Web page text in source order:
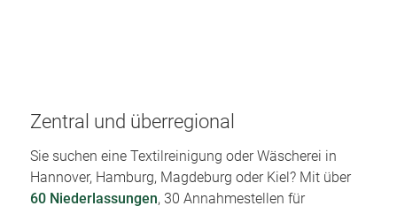
Zentral und überregional
Sie suchen eine Textilreinigung oder Wäscherei in
Hannover, Hamburg, Magdeburg oder Kiel? Mit über
60 Niederlassungen, 30 Annahmestellen für